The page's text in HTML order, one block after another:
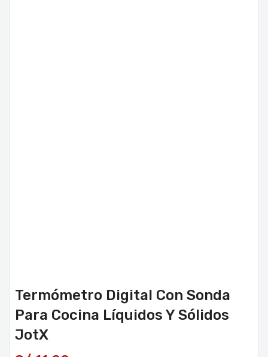
Termómetro Digital Con Sonda
Para Cocina Líquidos Y Sólidos
JotX